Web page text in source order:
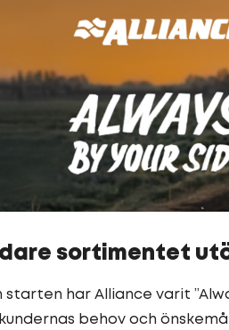
sortimentet
starten har Alliance varit
behov och